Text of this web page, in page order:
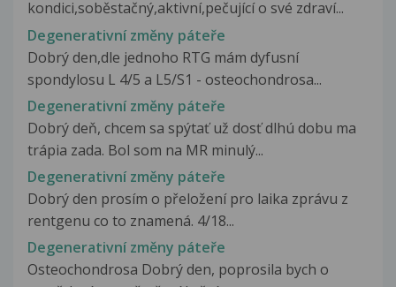
kondici,soběstačný,aktivní,pečující o své zdraví...
Degenerativní změny páteře
Dobrý den,dle jednoho RTG mám dyfusní
spondylosu L 4/5 a L5/S1 - osteochondrosa...
Degenerativní změny páteře
Dobrý deň, chcem sa spýtať už dosť dlhú dobu ma
trápia zada. Bol som na MR minulý...
Degenerativní změny páteře
Dobrý den prosím o přeložení pro laika zprávu z
rentgenu co to znamená. 4/18...
Degenerativní změny páteře
Osteochondrosa Dobrý den, poprosila bych o